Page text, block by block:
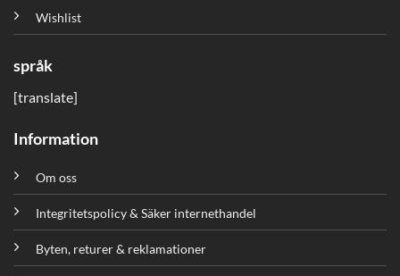
Wishlist
språk
[translate]
Information
Om oss
Integritetspolicy & Säker internethandel
Byten, returer & reklamationer